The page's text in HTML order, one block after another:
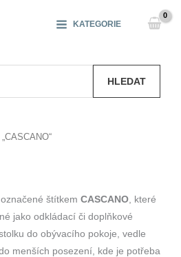
KATEGORIE
HLEDAT
štítkem CASCANO , které
jako odkládací či doplňkové
do obývacího pokoje, vedle
menších posezení, kde je potřeba